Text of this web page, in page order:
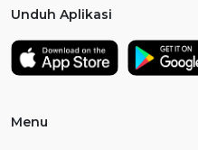
Unduh Aplikasi
Menu